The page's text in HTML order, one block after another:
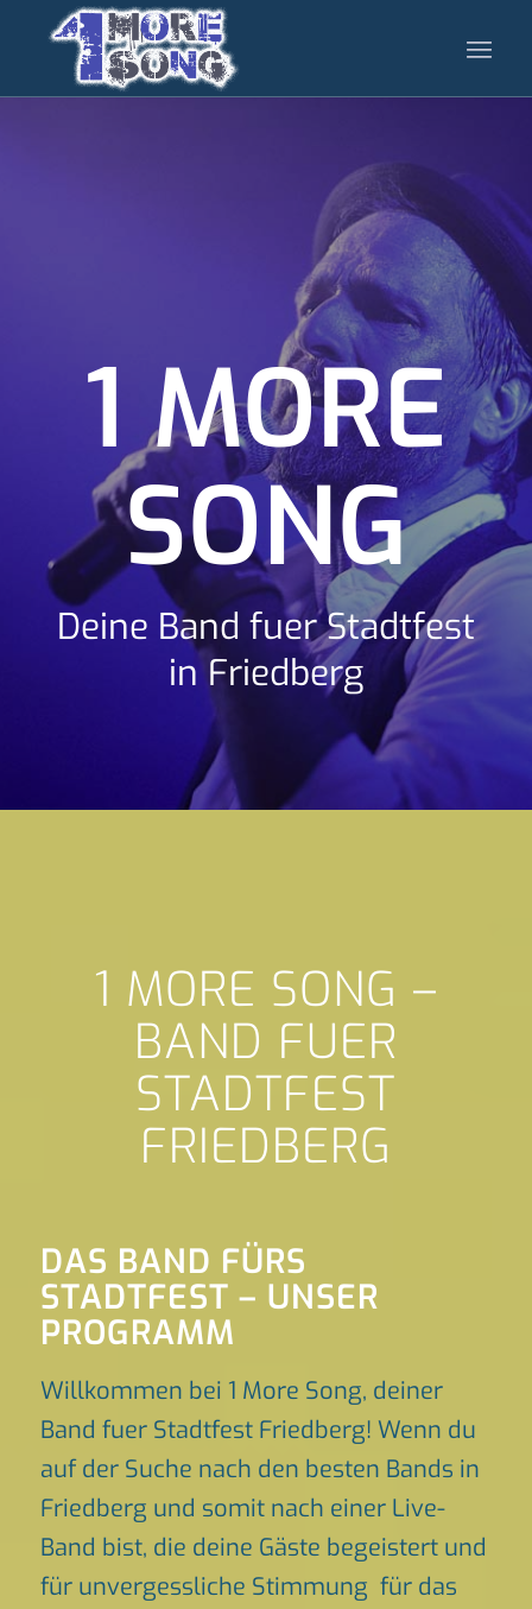
1 MORE
SONG
Deine Band fuer Stadtfest
in Friedberg
1 MORE SONG –
BAND FUER
STADTFEST
FRIEDBERG
DAS BAND FÜRS
STADTFEST – UNSER
PROGRAMM
Willkommen bei 1 More Song, deiner
Band fuer Stadtfest Friedberg! Wenn du
auf der Suche nach den besten Bands in
Friedberg und somit nach einer Live-
Band bist, die deine Gäste begeistert und
für unvergessliche Stimmung für das